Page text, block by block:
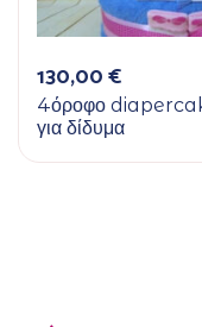
130,00€
4όροφο
για δίδυμα